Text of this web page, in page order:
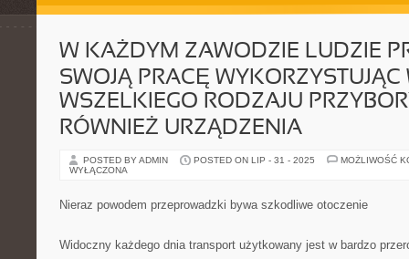
W KAŻDYM ZAWODZIE LUDZIE
SWOJĄ PRACĘ WYKORZYSTUJĄC
WSZELKIEGO RODZAJU
RÓWNIEŻ URZĄDZENIA
POSTED BY ADMIN POSTED ON LIP - 31 - 2025
MOŻLIWOŚĆ
WYŁĄCZONA
Nieraz powodem przeprowadzki bywa szkodliwe otoczenie
Widoczny każdego dnia transport użytkowany jest w bardzo